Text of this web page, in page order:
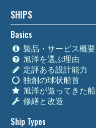
SHIPS
Basics
製品・サービス概要
旭洋を選ぶ理由
定評ある設計能力
独創の球状船首
旭洋が造ってきた船
修繕と改造
Ship Types